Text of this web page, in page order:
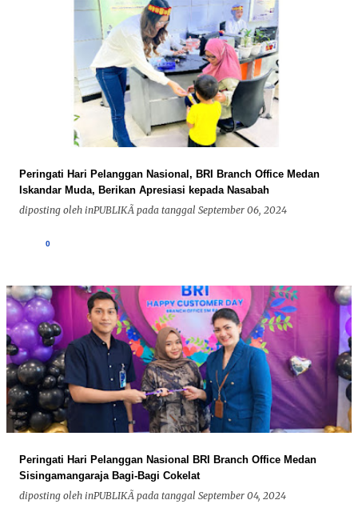
Peringati Hari Pelanggan Nasional, BRI Branch Office Medan
Iskandar Muda, Berikan Apresiasi kepada Nasabah
diposting oleh inPUBLIKÃ pada tanggal September 06, 2024
0
Peringati Hari Pelanggan Nasional BRI Branch Office Medan
Sisingamangaraja Bagi-Bagi Cokelat
diposting oleh inPUBLIKÃ pada tanggal September 04, 2024